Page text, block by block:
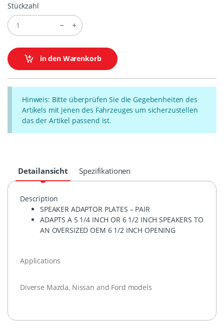
Stückzahl
in den Warenkorb
Hinweis: Bitte überprüfen Sie die Gegebenheiten des
Artikels mit jenen des Fahrzeuges um sicherzustellen
das der Artikel passend ist.
Detailansicht Spezifikationen
Description
SPEAKER ADAPTOR PLATES – PAIR
ADAPTS A 5 1/4 INCH OR 6 1/2 INCH SPEAKERS TO
AN OVERSIZED OEM 6 1/2 INCH OPENING
Applications
Diverse Mazda, Nissan and Ford models